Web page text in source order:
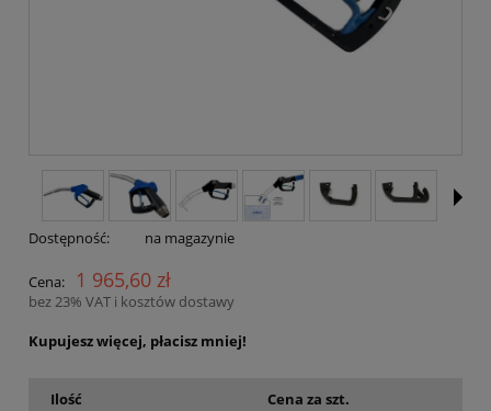
Dostępność: na magazynie
Cena: 1 965,60 zł
bez 23% VAT i kosztów dostawy
Kupujesz więcej, płacisz mniej!
Ilość Cena za szt.